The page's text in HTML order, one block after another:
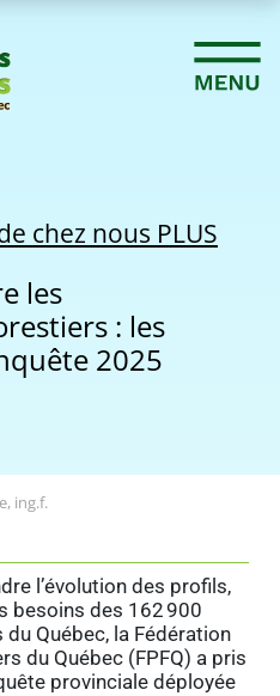
chez nous PLUS
les
: les
2025
ing.f.
l’évolution des profils,
besoins des 162 900
Québec, la Fédération
du Québec (FPFQ) a pris
provinciale déployée